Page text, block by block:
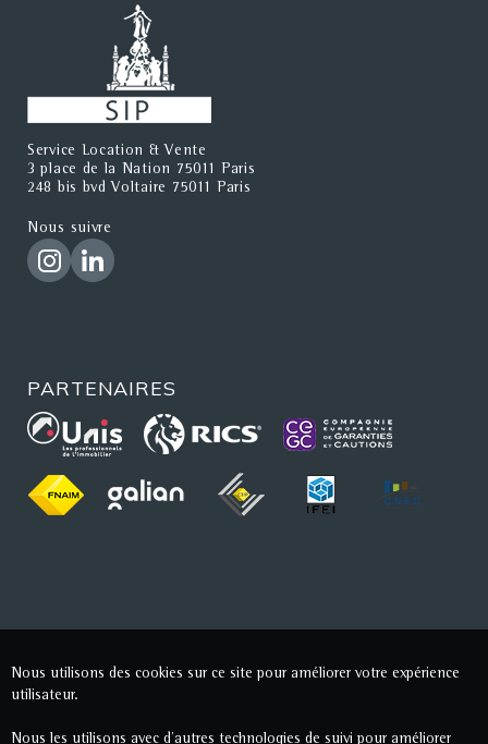
Service Location & Vente
3 place de la Nation 75011 Paris
248 bis bvd Voltaire 75011 Paris
Nous suivre
PARTENAIRES
Nous utilisons des cookies sur ce site pour améliorer votre expérience
utilisateur.
Nous les utilisons avec d'autres technologies de suivi pour améliorer